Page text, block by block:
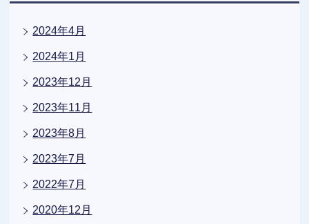
2024年4月
2024年1月
2023年12月
2023年11月
2023年8月
2023年7月
2022年7月
2020年12月